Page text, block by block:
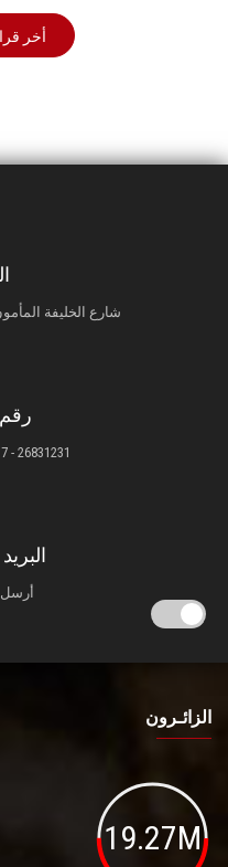
أخر
شارع الخليفة
رقم
26831231 - 26831417 - 26831474
الزائـرون
19.27M